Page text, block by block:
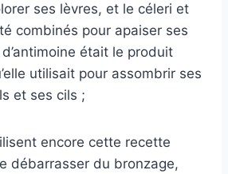
ses lèvres, et le céleri et
combinés pour apaiser ses
était le produit
utilisait pour assombrir ses
et ses cils ;
encore cette recette
débarrasser du bronzage,